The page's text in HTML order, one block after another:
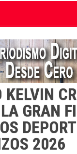
GRAN
2026